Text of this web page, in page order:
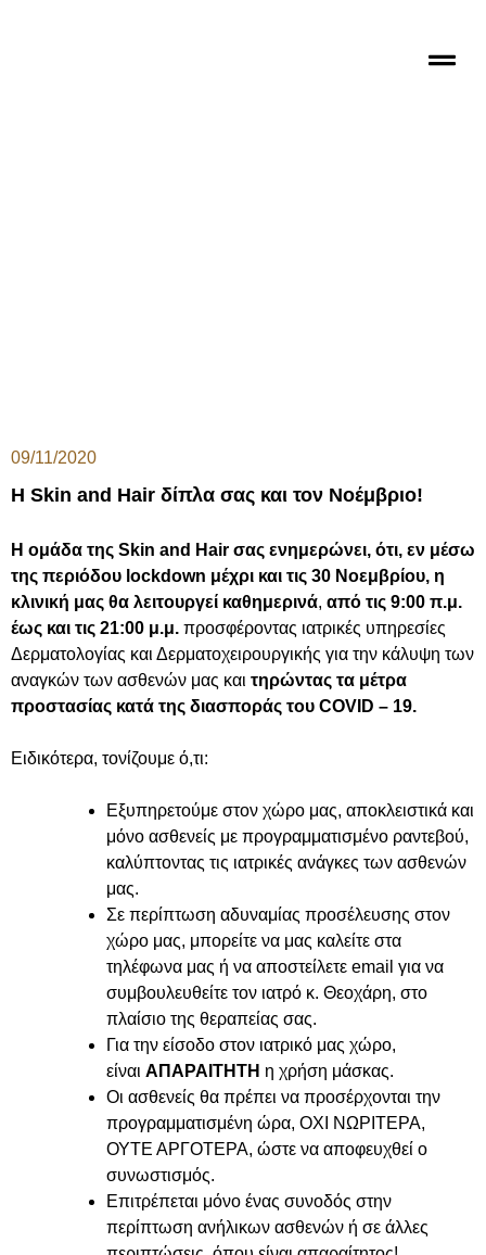
09/11/2020
Η Skin and Hair δίπλα σας και τον Νοέμβριο!
Η ομάδα της Skin and Hair σας ενημερώνει, ότι, εν μέσω
της περιόδου lockdown μέχρι και τις 30 Νοεμβρίου, η
κλινική μας θα λειτουργεί καθημερινά, από τις 9:00 π.μ.
έως και τις 21:00 μ.μ. προσφέροντας ιατρικές υπηρεσίες
Δερματολογίας και Δερματοχειρουργικής για την κάλυψη των
αναγκών των ασθενών μας και τηρώντας τα μέτρα
προστασίας κατά της διασποράς του COVID – 19.
Ειδικότερα, τονίζουμε ό,τι:
Εξυπηρετούμε στον χώρο μας, αποκλειστικά και
μόνο ασθενείς με προγραμματισμένο ραντεβού,
καλύπτοντας τις ιατρικές ανάγκες των ασθενών
μας.
Σε περίπτωση αδυναμίας προσέλευσης στον
χώρο μας, μπορείτε να μας καλείτε στα
τηλέφωνα μας ή να αποστείλετε email για να
συμβουλευθείτε τον ιατρό κ. Θεοχάρη, στο
πλαίσιο της θεραπείας σας.
Για την είσοδο στον ιατρικό μας χώρο,
είναι ΑΠΑΡΑΙΤΗΤΗ η χρήση μάσκας.
Οι ασθενείς θα πρέπει να προσέρχονται την
προγραμματισμένη ώρα, ΟΧΙ ΝΩΡΙΤΕΡΑ,
ΟΥΤΕ ΑΡΓΟΤΕΡΑ, ώστε να αποφευχθεί ο
συνωστισμός.
Επιτρέπεται μόνο ένας συνοδός στην
περίπτωση ανήλικων ασθενών ή σε άλλες